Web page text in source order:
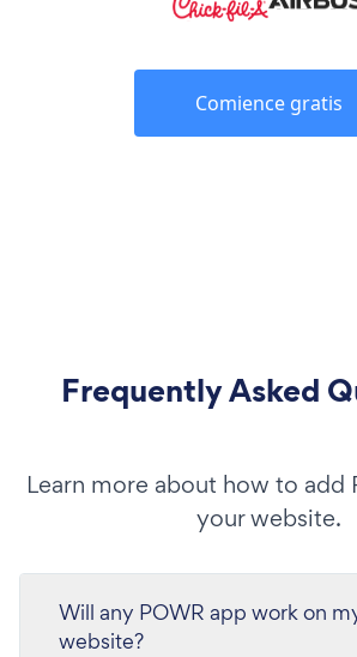
Comience gratis
Frequently Asked
Learn more about how to add
your website.
Will any POWR app work on
website?